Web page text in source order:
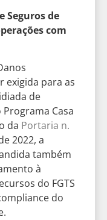
Seguros de
com
exigida para as
de
Casa
da Portaria n.
2022, a
também
à
do FGTS
do